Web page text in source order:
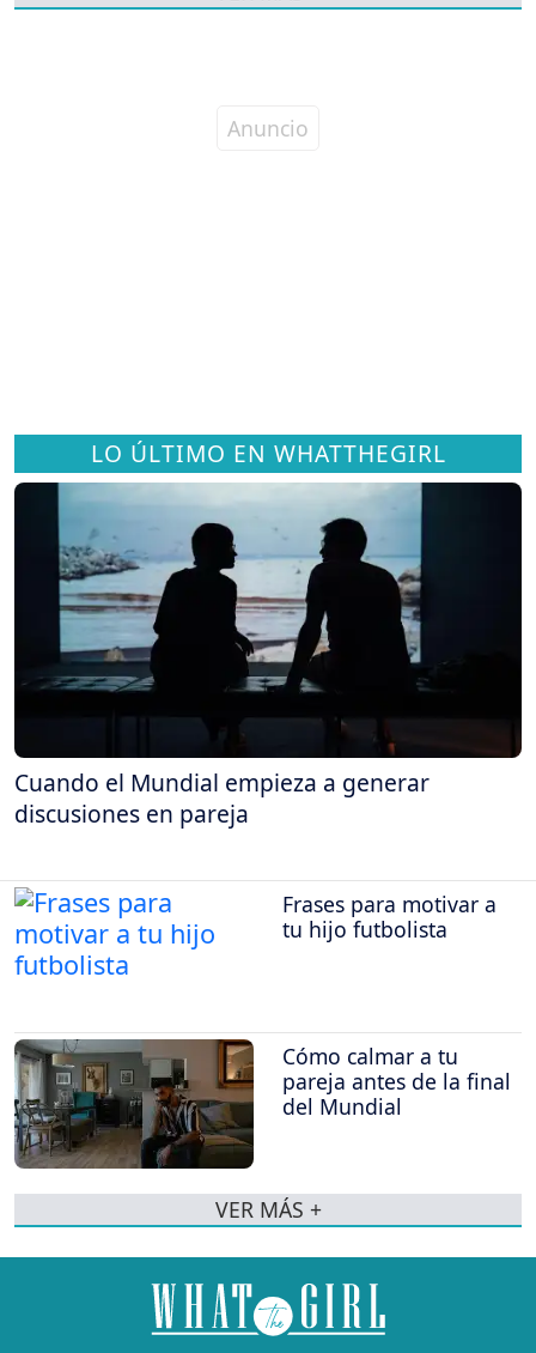
LO ÚLTIMO EN WHATTHEGIRL
Cuando el Mundial empieza a generar
discusiones en pareja
Frases para motivar a
tu hijo futbolista
Cómo calmar a tu
pareja antes de la final
del Mundial
VER MÁS +